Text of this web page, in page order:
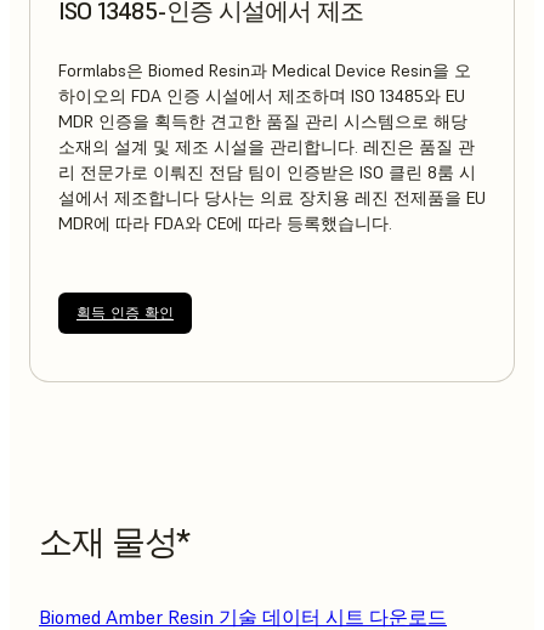
ISO 13485-인증 시설에서 제조
Formlabs은 Biomed Resin과 Medical Device Resin을 오
하이오의 FDA 인증 시설에서 제조하며 ISO 13485와 EU
MDR 인증을 획득한 견고한 품질 관리 시스템으로 해당
소재의 설계 및 제조 시설을 관리합니다. 레진은 품질 관
리 전문가로 이뤄진 전담 팀이 인증받은 ISO 클린 8룸 시
설에서 제조합니다 당사는 의료 장치용 레진 전제품을 EU
MDR에 따라 FDA와 CE에 따라 등록했습니다.
획득 인증 확인
소재 물성*
Biomed Amber Resin 기술 데이터 시트 다운로드